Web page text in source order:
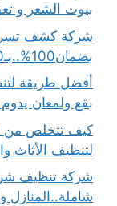
بيوت الشعر و تعقيمها 100%
شركة كشف
بضمان100%..بـ30%خصم فوري
أفضل طريقة
بقع ولمعان
كيف تتخلص من
لتنظيف الأثاث
شركة تنظيف
شاملة..المنازل